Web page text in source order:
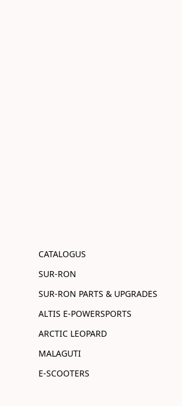
CATALOGUS
SUR-RON
SUR-RON PARTS & UPGRADES
ALTIS E-POWERSPORTS
ARCTIC LEOPARD
MALAGUTI
E-SCOOTERS